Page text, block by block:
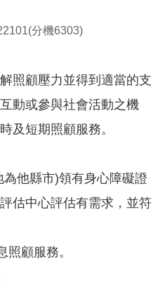
分機6303)
照顧壓力並得到適當的支
動或參與社會活動之機
及短期照顧服務。
他縣市)領有身心障礙證
估中心評估有需求，並符
照顧服務。